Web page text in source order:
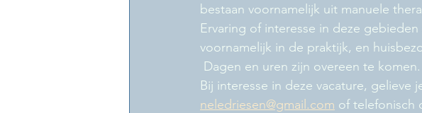
bestaan voornamelijk uit manuele
Ervaring of interesse in deze
voornamelijk in de praktijk, en
Dagen en uren zijn overeen te komen.
Bij interesse in deze vacature, gelieve
neledriesen@gmail.com of telefonisch